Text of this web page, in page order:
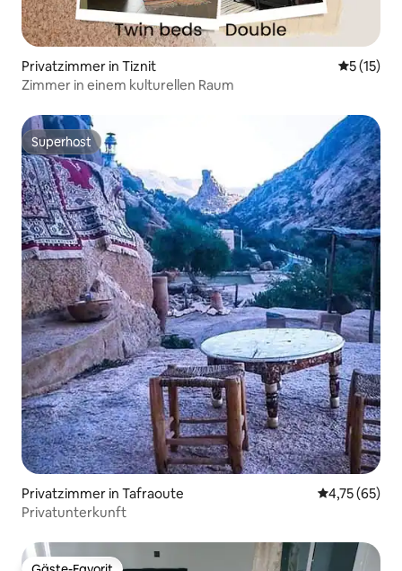
Privatzimmer in Tiznit
5 (15)
Zimmer in einem kulturellen Raum
Superhost
Superhost
Privatzimmer in Tafraoute
4,75 (65)
Privatunterkunft